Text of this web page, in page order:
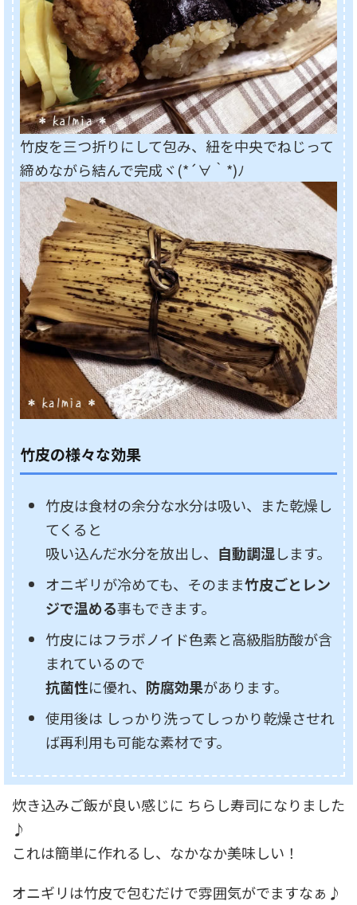
竹皮を三つ折りにして包み、紐を中央でねじって
締めながら結んで完成ヾ(*´∀｀*)ﾉ
竹皮の様々な効果
竹皮は食材の余分な水分は吸い、また乾燥し
てくると
吸い込んだ水分を放出し、 自動調湿します。
オニギリが冷めても、そのまま竹皮ごとレン
ジで温める事もできます。
竹皮にはフラボノイド色素と高級脂肪酸が含
まれているので
抗菌性に優れ、 防腐効果があります。
使用後は しっかり洗ってしっかり乾燥させれ
ば再利用も可能な素材です。
炊き込みご飯が良い感じに ちらし寿司になりました
♪
これは簡単に作れるし、なかなか美味しい！
オニギリは竹皮で包むだけで雰囲気がでますなぁ♪